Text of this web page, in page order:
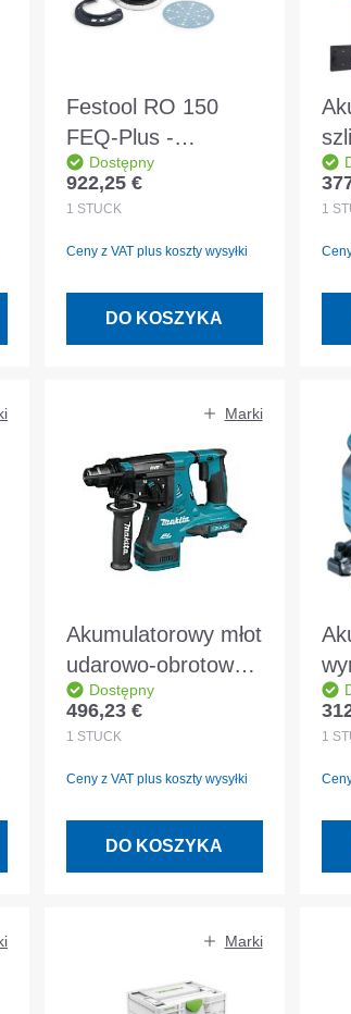
Festool RO 150
FEQ-Plus -
szlifierka
mimośrodowa z
Dostępny
Cena regularna:
922,25 €
1 STÜCK
Ceny z VAT plus koszty wysyłki
DO KOSZYKA
pył
1
Marki
Akumulatorowy młot
udarowo-obrotowy
Makita SDS Plus
2x18 V bez
ładowarki, w
MAKPAC
Dostępny
Cena regularna:
496,23 €
1 STÜCK
Ceny z VAT plus koszty wysyłki
DO KOSZYKA
V
1
Marki